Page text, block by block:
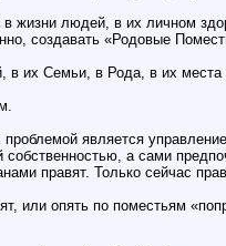
жизни людей, в их личном
создавать «Родовые
в их Семьи, в Рода, в их места
является
а сами
правят. Только сейчас
или опять по поместьям